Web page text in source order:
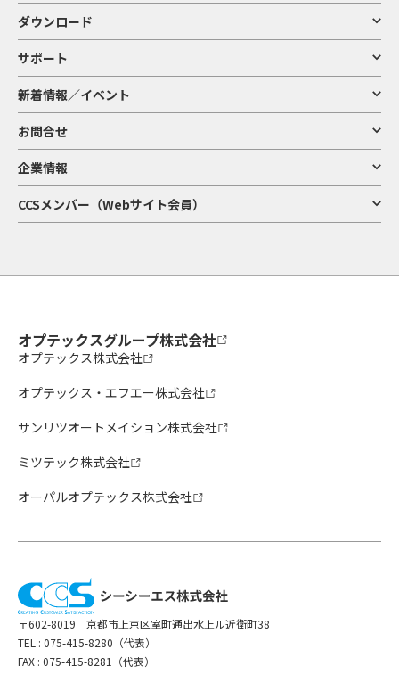
ダウンロード
サポート
新着情報／イベント
お問合せ
企業情報
CCSメンバー（Webサイト会員）
オプテックスグループ株式会社
オプテックス株式会社
オプテックス・エフエー株式会社
サンリツオートメイション株式会社
ミツテック株式会社
オーパルオプテックス株式会社
〒602-8019 京都市上京区室町通出水上ル近衛町38
TEL : 075-415-8280（代表）
FAX : 075-415-8281（代表）